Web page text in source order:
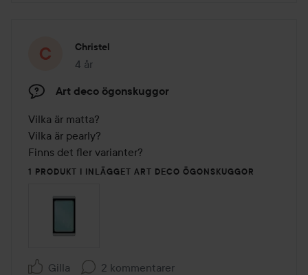
Christel
4 år
Inlägget skapades 4 år
Art deco ögonskuggor
Vilka är matta?
Vilka är pearly?
Finns det fler varianter?
1 PRODUKT I INLÄGGET ART DECO ÖGONSKUGGOR
Gilla 2 kommentarer